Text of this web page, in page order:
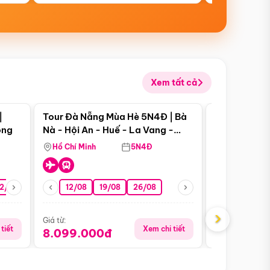
Xem tất cả
08 26/08 05/09 09/09 12/09
tiết
Điểm nổi bật
Tour Đà Nẵng Mùa Hè 5N4Đ | Bà
Nà - Hội An - Huế - La Vang -
Động Thiên Đường
Hồ Chí Minh 5N4Đ
12/08 19/08 26/08
Giá từ:
8.099.000đ Xem chi tiết
Giá từ:
›